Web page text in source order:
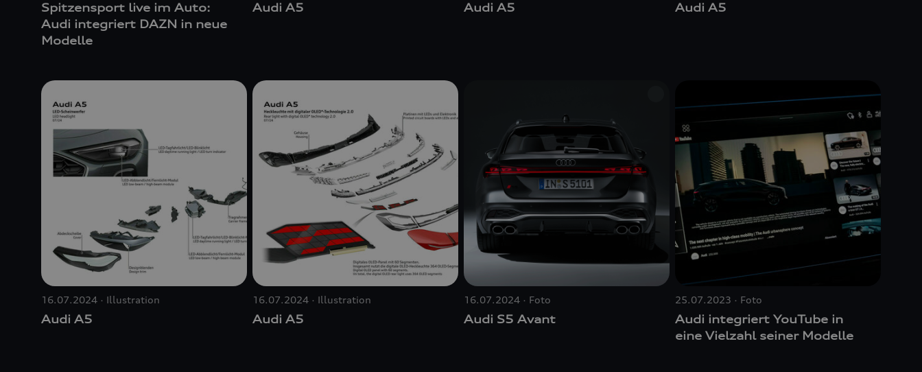
Spitzensport live im Auto:
Audi integriert DAZN in neue
Modelle
Audi A5 Audi A5 Audi A5
16.07.2024 Illustration
Audi A5
16.07.2024 Illustration
Audi A5
16.07.2024 Foto
Audi S5 Avant
25.07.2023 Foto
Audi integriert YouTube in
eine Vielzahl seiner Modelle